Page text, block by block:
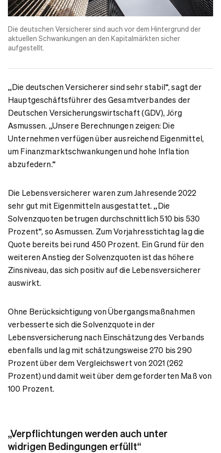
Die deutschen Versicherer sind auch vor dem Hintergrund der
aktuellen Schwankungen an den Kapitalmärkten sicher
aufgestellt.
„Die deutschen Versicherer sind sehr stabil“, sagt der
Hauptgeschäftsführer des Gesamtverbandes der
Deutschen Versicherungswirtschaft (GDV), Jörg
Asmussen. „Unsere Berechnungen zeigen: Die
Unternehmen verfügen über ausreichend Eigenmittel,
um Finanzmarktschwankungen und hohe Inflation
abzufedern.“
Die Lebensversicherer waren zum Jahresende 2022
sehr gut mit Eigenmitteln ausgestattet. „Die
Solvenzquoten betrugen durchschnittlich 510 bis 530
Prozent“, so Asmussen. Zum Vorjahresstichtag lag die
Quote bereits bei rund 450 Prozent. Ein Grund für den
weiteren Anstieg der Solvenzquoten ist das höhere
Zinsniveau, das sich positiv auf die Lebensversicherer
auswirkt.
Ohne Berücksichtigung von Übergangsmaßnahmen
verbesserte sich die Solvenzquote in der
Lebensversicherung nach Einschätzung des Verbands
ebenfalls und lag mit schätzungsweise 270 bis 290
Prozent über dem Vergleichswert von 2021 (262
Prozent) und damit weit über dem geforderten Maß von
100 Prozent.
„Verpflichtungen werden auch unter
widrigen Bedingungen erfüllt“